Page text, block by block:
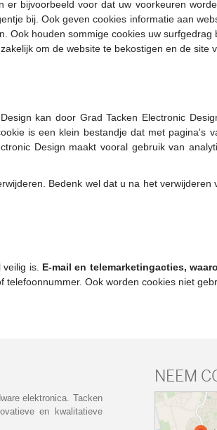
er bijvoorbeeld voor dat uw voorkeuren
bij. Ook geven cookies informatie aan
Ook houden sommige cookies uw
om de website te bekostigen en de site
kan door Grad Tacken Electronic
is een klein bestandje dat met
Design maakt vooral gebruik van
Bedenk wel dat u na het
is. E-mail en telemarketingacties,
Ook worden cookies niet
elektronica. Tacken
en kwalitatieve
NEEM